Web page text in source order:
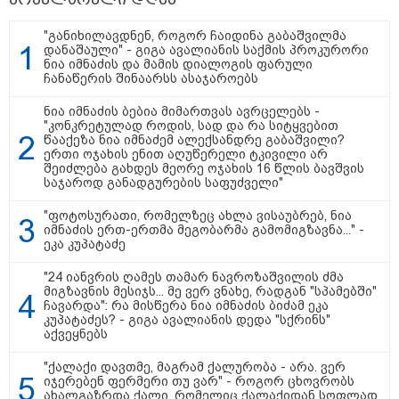
12:34 / 08-08-2026
რას აცხადებს ირაკლი კობახიძე
ელექტროენერგიის რამდენჯერმე
გათიშვასთან დაკავშირებით?
"სიმბოლურია, რომ კობახიძის
მოღალატეობრივი განცხადება
საქართველოს
გმირების მემორიალზე
გაკეთდა" - "ნაციონალური
მოძრაობა"
19:03 / 08-08-2026
კობახიძის განცხადებას" -
"კოალიცია ცვლილებისთვის"
"განიხილავდნენ, როგორ ჩაიდინა გაბაშვილმა
დანაშაული" - გიგა ავალიანის საქმის პროკურორი
ნია იმნაძის და მამის დიალოგის ფარული
ჩანაწერის შინაარსს ასაჯაროებს
ნია იმნაძის ბებია მიმართვას ავრცელებს -
"კონკრეტულად როდის, სად და რა სიტყვებით
წააქეზა ნია იმნაძემ ალექსანდრე გაბაშვილი?
ერთი ოჯახის ენით აღუწერელი ტკივილი არ
შეიძლება გახდეს მეორე ოჯახის 16 წლის ბავშვის
საჯაროდ განადგურების საფუძველი"
"ფოტოსურათი, რომელზეც ახლა ვისაუბრებ, ნია
იმნაძის ერთ-ერთმა მეგობარმა გამომიგზავნა..." -
ეკა კუპატაძე
"24 იანვრის ღამეს თამარ ნავროზაშვილის ძმა
მიგზავნის მესიჯს... მე ვერ ვნახე, რადგან "სპამებში"
ჩავარდა": რა მისწერა ნია იმნაძის ბიძამ ეკა
კუპატაძეს? - გიგა ავალიანის დედა "სქრინს"
აქვეყნებს
"ქალაქი დავთმე, მაგრამ ქალურობა - არა. ვერ
იჯერებენ ფერმერი თუ ვარ" - როგორ ცხოვრობს
ახალგაზრდა ქალი, რომელიც ქალაქიდან სოფლად